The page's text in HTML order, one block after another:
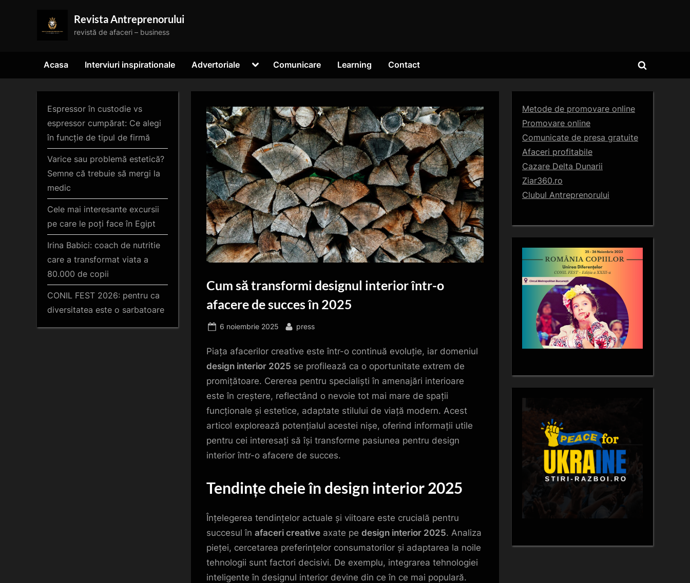
Revista Antreprenorului
revistă de afaceri – business
Acasa Interviuri inspirationale Advertoriale
Toggle
menu
Comunicare Learning Contact
Toggle
Cum să transformi designul interior într-o
afacere de succes în 2025
Posted
6 noiembrie 2025 By
press
Piața afacerilor creative este într-o continuă evoluție, iar domeniul
design interior 2025 se profilează ca o oportunitate extrem de
promițătoare. Cererea pentru specialiști în amenajări interioare
este în creștere, reflectând o nevoie tot mai mare de spații
funcționale și estetice, adaptate stilului de viață modern. Acest
articol explorează potențialul acestei nișe, oferind informații utile
pentru cei interesați să își transforme pasiunea pentru design
interior într-o afacere de succes.
Tendințe cheie în design interior 2025
Înțelegerea tendințelor actuale și viitoare este crucială pentru
succesul în afaceri creative axate pe design interior 2025. Analiza
pieței, cercetarea preferințelor consumatorilor și adaptarea la noile
tehnologii sunt factori decisivi. De exemplu, integrarea tehnologiei
inteligente în designul interior devine din ce în ce mai populară.
Espressor în custodie vs
espressor cumpărat: Ce alegi
în funcție de tipul de firmă
Varice sau problemă estetică?
Semne că trebuie să mergi la
medic
Cele mai interesante excursii
pe care le poți face în Egipt
Irina Babici: coach de nutritie
care a transformat viata a
80.000 de copii
CONIL FEST 2026: pentru ca
diversitatea este o sarbatoare
Metode de promovare online
Promovare online
Comunicate de presa gratuite
Afaceri profitabile
Cazare Delta Dunarii
Ziar360.ro
Clubul Antreprenorului